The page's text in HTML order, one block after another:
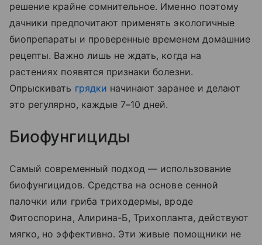
решение крайне сомнительное. Именно поэтому
дачники предпочитают применять экологичные
биопрепараты и проверенные временем домашние
рецепты. Важно лишь не ждать, когда на
растениях появятся признаки болезни.
Опрыскивать грядки начинают заранее и делают
это регулярно, каждые 7–10 дней.
Биофунгициды
Самый современный подход — использование
биофунгицидов. Средства на основе сенной
палочки или гриба триходермы, вроде
Фитоспорина, Алирина-Б, Трихопланта, действуют
мягко, но эффективно. Эти живые помощники не